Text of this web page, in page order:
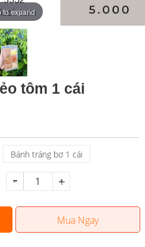
to expand
tôm 1 cái
Bánh tráng bơ 1 cái
Mua Ngay